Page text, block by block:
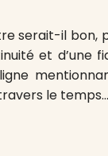
serait-il bon,
et d’une
le temps…